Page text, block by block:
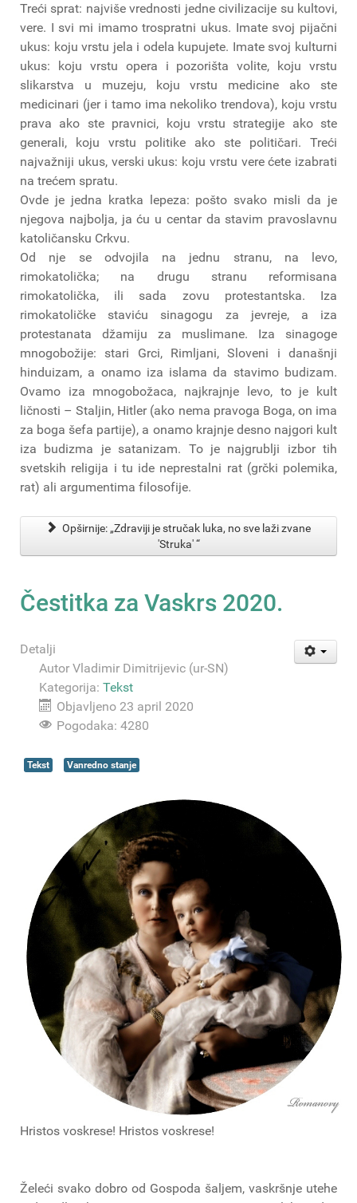
Treći sprat: najviše vrednosti jedne civilizacije su kultovi,
vere. I svi mi imamo trospratni ukus. Imate svoj pijačni
ukus: koju vrstu jela i odela kupujete. Imate svoj kulturni
ukus: koju vrstu opera i pozorišta volite, koju vrstu
slikarstva u muzeju, koju vrstu medicine ako ste
medicinari (jer i tamo ima nekoliko trendova), koju vrstu
prava ako ste pravnici, koju vrstu strategije ako ste
generali, koju vrstu politike ako ste političari. Treći
najvažniji ukus, verski ukus: koju vrstu vere ćete izabrati
na trećem spratu.
Ovde je jedna kratka lepeza: pošto svako misli da je
njegova najbolja, ja ću u centar da stavim pravoslavnu
katoličansku Crkvu.
Od nje se odvojila na jednu stranu, na levo,
rimokatolička; na drugu stranu reformisana
rimokatolička, ili sada zovu protestantska. Iza
rimokatoličke staviću sinagogu za jevreje, a iza
protestanata džamiju za muslimane. Iza sinagoge
mnogobožije: stari Grci, Rimljani, Sloveni i današnji
hinduizam, a onamo iza islama da stavimo budizam.
Ovamo iza mnogobožaca, najkrajnje levo, to je kult
ličnosti – Staljin, Hitler (ako nema pravoga Boga, on ima
za boga šefa partije), a onamo krajnje desno najgori kult
iza budizma je satanizam. To je najgrublji izbor tih
svetskih religija i tu ide neprestalni rat (grčki polemika,
rat) ali argumentima filosofije.
Opširnije: „Zdraviji je stručak luka, no sve laži zvane
'Struka' “
Čestitka za Vaskrs 2020.
Detalji
Autor Vladimir Dimitrijevic (ur-SN)
Kategorija: Tekst
Objavljeno 23 april 2020
Pogodaka: 4280
Tekst Vanredno stanje
Hristos voskrese! Hristos voskrese!
Želeći svako dobro od Gospoda šaljem, vaskršnje utehe